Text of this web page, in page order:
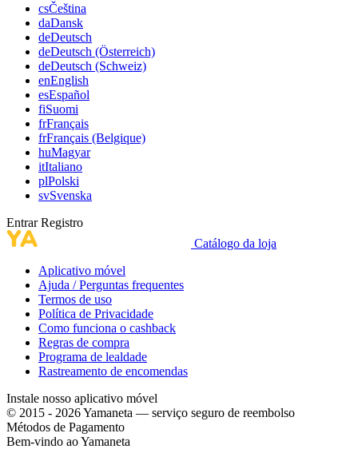
csČeština
daDansk
deDeutsch
deDeutsch (Österreich)
deDeutsch (Schweiz)
enEnglish
esEspañol
fiSuomi
frFrançais
frFrançais (Belgique)
huMagyar
itItaliano
plPolski
svSvenska
Entrar Registro
Catálogo da loja
Aplicativo móvel
Ajuda / Perguntas frequentes
Termos de uso
Política de Privacidade
Como funciona o cashback
Regras de compra
Programa de lealdade
Rastreamento de encomendas
Instale nosso aplicativo móvel
© 2015 - 2026 Yamaneta — serviço seguro de reembolso
Métodos de Pagamento
Bem-vindo aoYamaneta